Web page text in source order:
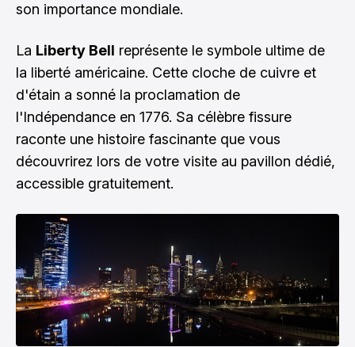
son importance mondiale.
La Liberty Bell représente le symbole ultime de
la liberté américaine. Cette cloche de cuivre et
d'étain a sonné la proclamation de
l'Indépendance en 1776. Sa célèbre fissure
raconte une histoire fascinante que vous
découvrirez lors de votre visite au pavillon dédié,
accessible gratuitement.